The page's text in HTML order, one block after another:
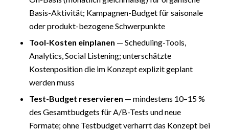
Basis-Aktivität; Kampagnen-Budget für saisonale
oder produkt-bezogene Schwerpunkte
Tool-Kosten einplanen — Scheduling-Tools,
Analytics, Social Listening; unterschätzte
Kostenposition die im Konzept explizit geplant
werden muss
Test-Budget reservieren — mindestens 10–15 %
des Gesamtbudgets für A/B-Tests und neue
Formate; ohne Testbudget verharrt das Konzept bei